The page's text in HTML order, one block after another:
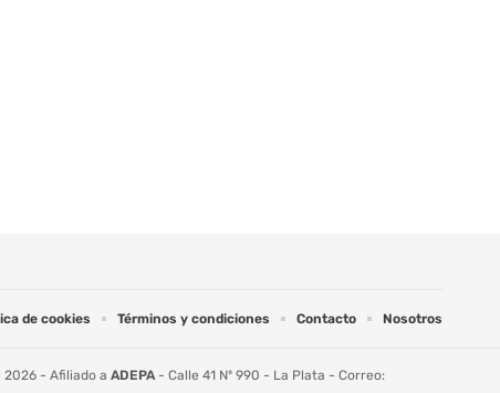
de cookies Términos y condiciones Contacto Nosotros
2026 - Afiliado a ADEPA- Calle 41 Nº 990 - La Plata - Correo: